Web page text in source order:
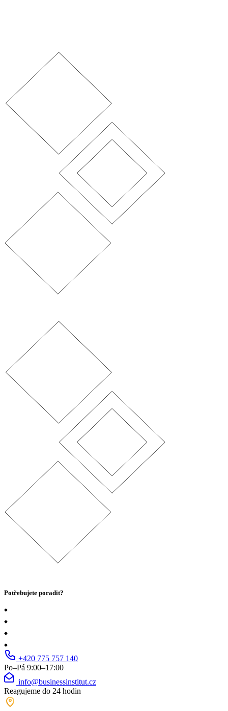
Potřebujete poradit?
+420 775 757 140
Po–Pá 9:00–17:00
info@businessinstitut.cz
Reagujeme do 24 hodin